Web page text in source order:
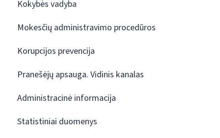
Kokybės vadyba
Mokesčių administravimo procedūros
Korupcijos prevencija
Pranešėjų apsauga. Vidinis kanalas
Administracinė informacija
Statistiniai duomenys